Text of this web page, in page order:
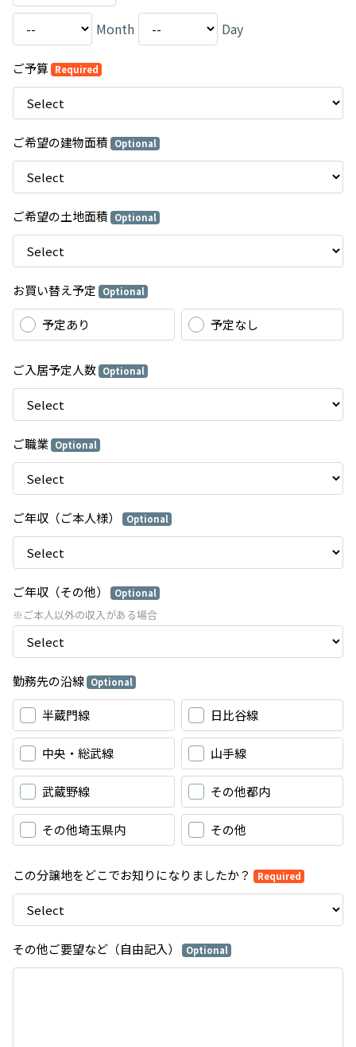
Month Day
ご予算 Required
ご希望の建物面積 Optional
ご希望の土地面積 Optional
お買い替え予定 Optional
予定あり 予定なし
ご入居予定人数 Optional
ご職業 Optional
ご年収（ご本人様） Optional
ご年収（その他） Optional
※ご本人以外の収入がある場合
勤務先の沿線 Optional
半蔵門線 日比谷線
中央・総武線 山手線
武蔵野線 その他都内
その他埼玉県内 その他
この分譲地をどこでお知りになりましたか？ Required
その他ご要望など（自由記入） Optional